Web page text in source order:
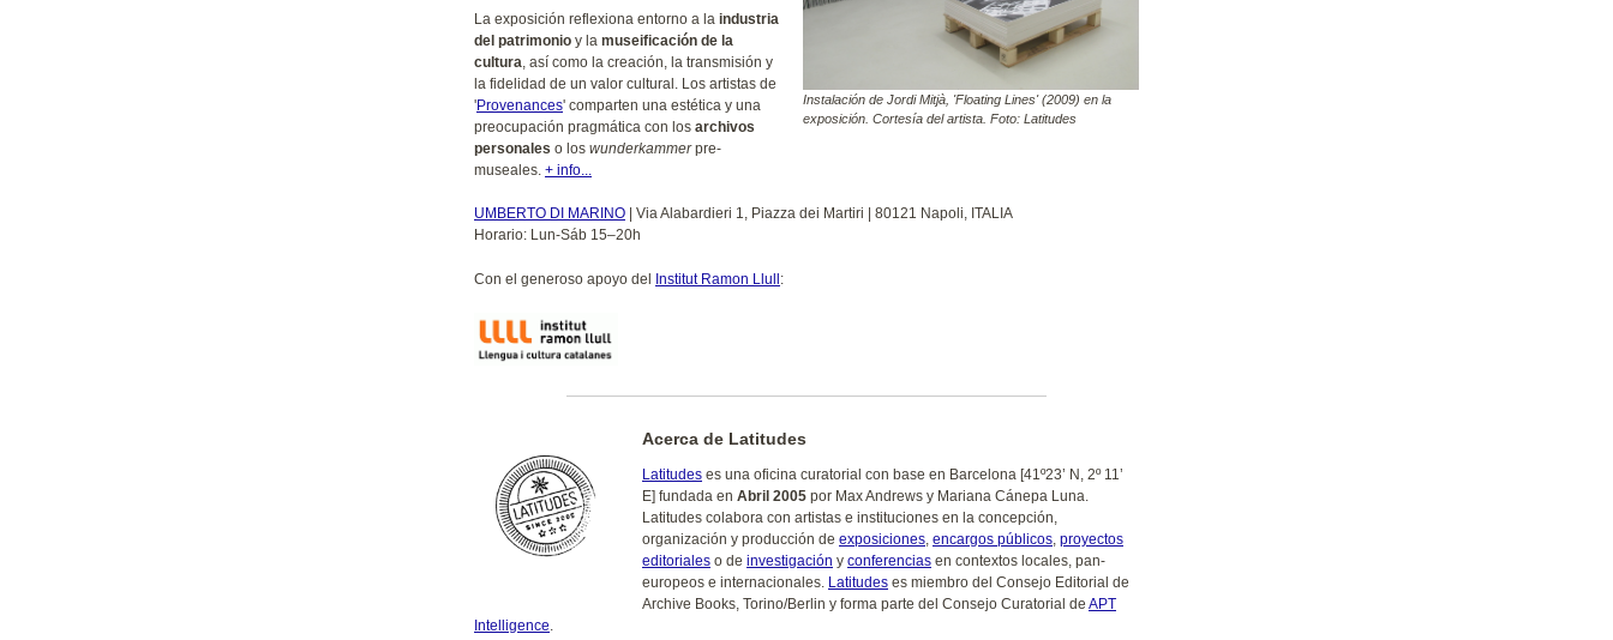
Instalación de Jordi Mitjà, 'Floating Lines' (2009) en la
exposición. Cortesía del artista. Foto: Latitudes
La exposición reflexiona entorno a la industria
del patrimonio y la museificación de la
cultura , así como la creación, la transmisión y
la fidelidad de un valor cultural. Los artistas de
'Provenances' comparten una estética y una
preocupación pragmática con los archivos
personales o los wunderkammerpre-
museales. + info...
UMBERTO DI MARINO | Via Alabardieri 1, Piazza dei Martiri | 80121 Napoli, ITALIA
Horario: Lun-Sáb 15–20h
Con el generoso apoyo del Institut Ramon Llull:
Acerca de Latitudes
Latitudes es una oficina curatorial con base en Barcelona [41º23’ N, 2º 11’
E] fundada en Abril 2005 por Max Andrews y Mariana Cánepa Luna.
Latitudes colabora con artistas e instituciones en la concepción,
organización y producción de exposiciones, encargos públicos, proyectos
editoriales o de investigación y conferencias en contextos locales, pan-
europeos e internacionales. Latitudes es miembro del Consejo Editorial de
Archive Books, Torino/Berlin y forma parte del Consejo Curatorial de APT
Intelligence.